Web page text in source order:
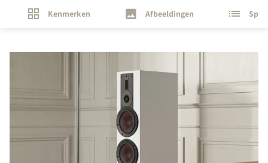
Kenmerken Afbeeldingen